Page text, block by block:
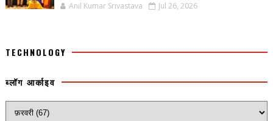
Anil Kumar Srivastava Jul 26, 2026
TECHNOLOGY
ब्लॉग आर्काइव